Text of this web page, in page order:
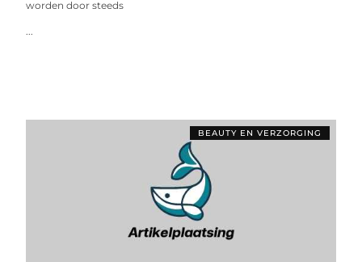
worden door steeds
...
BEAUTY EN VERZORGING